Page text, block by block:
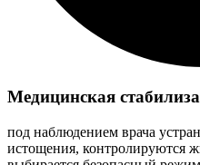
Медицинская
под наблюдением врача
истощения, контролируются